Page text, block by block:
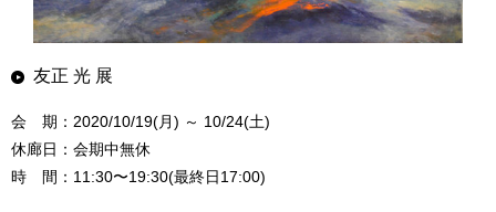
友正 光 展
会 期：2020/10/19(月) ～ 10/24(土)
休廊日：会期中無休
時 間：11:30〜19:30(最終日17:00)